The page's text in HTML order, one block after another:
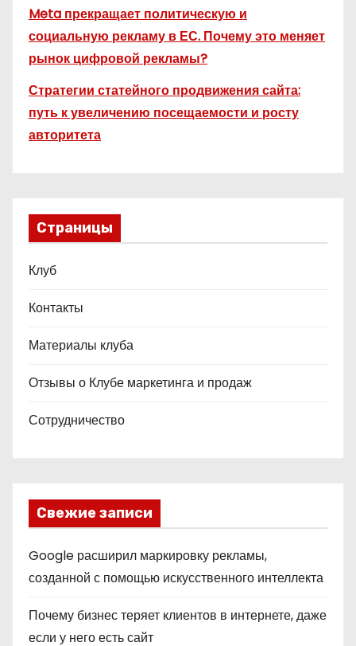
Meta прекращает политическую и
социальную рекламу в ЕС. Почему это меняет
рынок цифровой рекламы?
Стратегии статейного продвижения сайта:
путь к увеличению посещаемости и росту
авторитета
Страницы
Клуб
Контакты
Материалы клуба
Отзывы о Клубе маркетинга и продаж
Сотрудничество
Свежие записи
Google расширил маркировку рекламы,
созданной с помощью искусственного интеллекта
Почему бизнес теряет клиентов в интернете, даже
если у него есть сайт